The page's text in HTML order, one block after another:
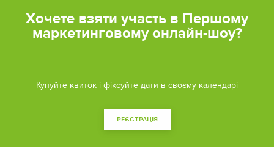
Хочете взяти участь в Першому
маркетинговому онлайн-шоу?
Купуйте квиток і фіксуйте дати в своєму календарі
РЕЄСТРАЦІЯ